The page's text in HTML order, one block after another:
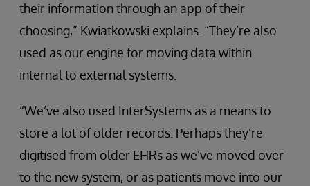
their information through an app of their
choosing,” Kwiatkowski explains. “They’re also
used as our engine for moving data within
internal to external systems.
“We’ve also used InterSystems as a means to
store a lot of older records. Perhaps they’re
digitised from older EHRs as we’ve moved over
to the new system, or as patients move into our